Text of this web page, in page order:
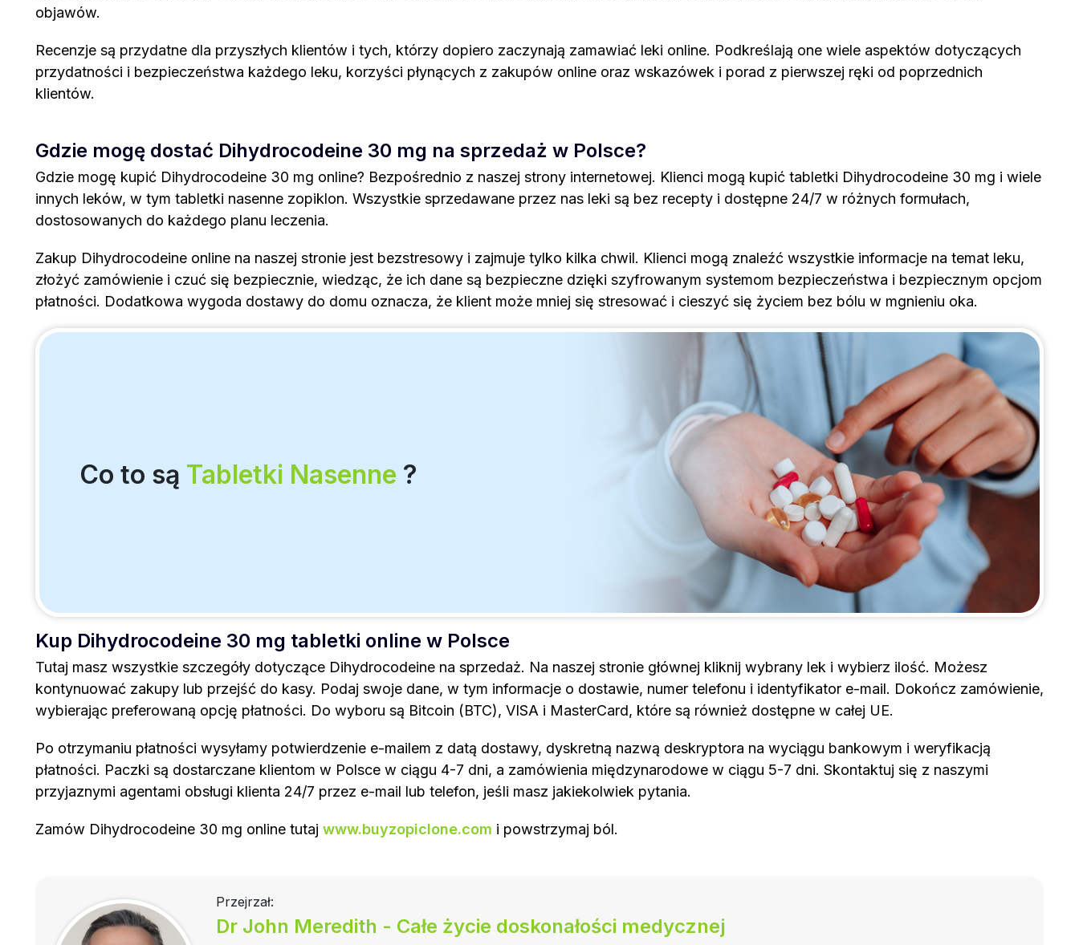
objawów.
Recenzje są przydatne dla przyszłych klientów i tych, którzy dopiero zaczynają zamawiać leki online. Podkreślają one wiele aspektów dotyczących
przydatności i bezpieczeństwa każdego leku, korzyści płynących z zakupów online oraz wskazówek i porad z pierwszej ręki od poprzednich
klientów.
Gdzie mogę dostać Dihydrocodeine 30 mg na sprzedaż w Polsce?
Gdzie mogę kupić Dihydrocodeine 30 mg online? Bezpośrednio z naszej strony internetowej. Klienci mogą kupić tabletki Dihydrocodeine 30 mg i wiele
innych leków, w tym tabletki nasenne zopiklon. Wszystkie sprzedawane przez nas leki są bez recepty i dostępne 24/7 w różnych formułach,
dostosowanych do każdego planu leczenia.
Zakup Dihydrocodeine online na naszej stronie jest bezstresowy i zajmuje tylko kilka chwil. Klienci mogą znaleźć wszystkie informacje na temat leku,
złożyć zamówienie i czuć się bezpiecznie, wiedząc, że ich dane są bezpieczne dzięki szyfrowanym systemom bezpieczeństwa i bezpiecznym opcjom
płatności. Dodatkowa wygoda dostawy do domu oznacza, że klient może mniej się stresować i cieszyć się życiem bez bólu w mgnieniu oka.
Co to są Tabletki Nasenne ?
Kup Dihydrocodeine 30 mg tabletki online w Polsce
Tutaj masz wszystkie szczegóły dotyczące Dihydrocodeine na sprzedaż. Na naszej stronie głównej kliknij wybrany lek i wybierz ilość. Możesz
kontynuować zakupy lub przejść do kasy. Podaj swoje dane, w tym informacje o dostawie, numer telefonu i identyfikator e-mail. Dokończ zamówienie,
wybierając preferowaną opcję płatności. Do wyboru są Bitcoin (BTC), VISA i MasterCard, które są również dostępne w całej UE.
Po otrzymaniu płatności wysyłamy potwierdzenie e-mailem z datą dostawy, dyskretną nazwą deskryptora na wyciągu bankowym i weryfikacją
płatności. Paczki są dostarczane klientom w Polsce w ciągu 4-7 dni, a zamówienia międzynarodowe w ciągu 5-7 dni. Skontaktuj się z naszymi
przyjaznymi agentami obsługi klienta 24/7 przez e-mail lub telefon, jeśli masz jakiekolwiek pytania.
Zamów Dihydrocodeine 30 mg online tutaj www.buyzopiclone.com i powstrzymaj ból.
Przejrzał:
Dr John Meredith - Całe życie doskonałości medycznej